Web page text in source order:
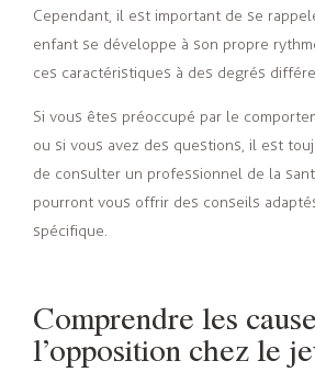
Cependant, il est important de se
enfant se développe à son propre
ces caractéristiques à des degrés
Si vous êtes préoccupé par le
ou si vous avez des questions, il est
de consulter un professionnel de la
pourront vous offrir des conseils
spécifique.
Comprendre les
l’opposition chez le